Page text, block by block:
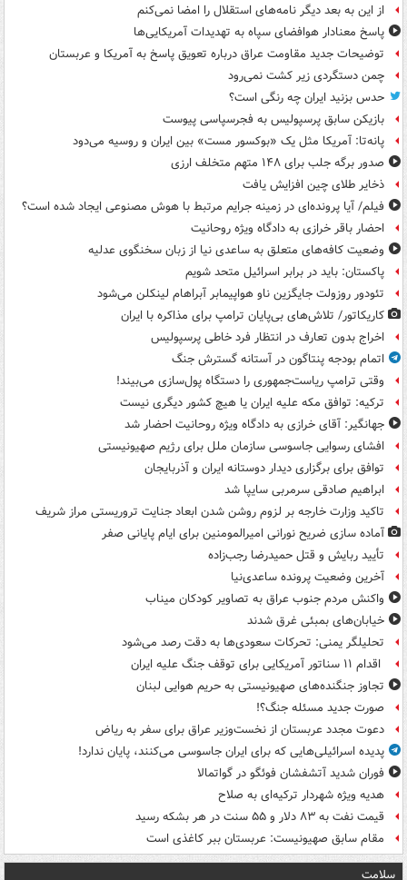
از این به بعد دیگر نامه‌های استقلال را امضا نمی‌کنم
پاسخ معنادار هوافضای سپاه به تهدیدات آمریکایی‌ها
توضیحات جدید مقاومت عراق درباره تعویق پاسخ به آمریکا و عربستان
چمن دستگردی زیر کشت نمی‌رود
حدس بزنید ایران چه رنگی است؟
بازیکن سابق پرسپولیس به فجرسپاسی پیوست
پانه‌تا: آمریکا مثل یک «بوکسور مست» بین ایران و روسیه می‌دود
صدور برگه جلب برای ۱۴۸ متهم متخلف ارزی
ذخایر طلای چین افزایش یافت
فیلم/ آیا پرونده‌ای در زمینه جرایم مرتبط با هوش مصنوعی ایجاد شده است؟
احضار باقر خرازی به دادگاه ویژه روحانیت
وضعیت کافه‌های متعلق به ساعدی نیا از زبان سخنگوی عدلیه
پاکستان: باید در برابر اسرائیل متحد شویم
تئودور روزولت جایگزین ناو هواپیمابر آبراهام لینکلن می‌شود
کاریکاتور/ تلاش‌های بی‌پایان ترامپ برای مذاکره با ایران
اخراج بدون تعارف در انتظار فرد خاطی پرسپولیس
اتمام بودجه پنتاگون در آستانه گسترش جنگ
وقتی ترامپ ریاست‌جمهوری را دستگاه پول‌سازی می‌بیند!
ترکیه: توافق مکه علیه ایران یا هیچ کشور دیگری نیست
جهانگیر: آقای خرازی به دادگاه ویژه روحانیت احضار شد
افشای رسوایی جاسوسی سازمان ملل برای رژیم صهیونیستی
توافق برای برگزاری دیدار دوستانه ایران و آذربایجان
ابراهیم صادقی سرمربی سایپا شد
تاکید وزارت خارجه بر لزوم روشن شدن ابعاد جنایت تروریستی مراز شریف
آماده سازی ضریح نورانی امیرالمومنین برای ایام پایانی صفر
تأیید ربایش و قتل حمیدرضا رجب‌زاده
آخرین وضعیت پرونده ساعدی‌نیا
واکنش مردم جنوب عراق به تصاویر کودکان میناب
خیابان‌های بمبئی غرق شدند
تحلیلگر یمنی: تحرکات سعودی‌ها به دقت رصد می‌شود
اقدام ۱۱ سناتور آمریکایی برای توقف جنگ علیه ایران
تجاوز جنگنده‌های صهیونیستی به حریم هوایی لبنان
صورت جدید مسئله جنگ؟!
دعوت مجدد عربستان از نخست‌وزیر عراق برای سفر به ریاض
پدیده اسرائیلی‌هایی که برای ایران جاسوسی می‌کنند، پایان ندارد!
فوران شدید آتشفشان فوئگو در گواتمالا
هدیه ویژه شهردار ترکیه‌ای به صلاح
قیمت نفت به ۸۳ دلار و ۵۵ سنت در هر بشکه رسید
مقام سابق صهیونیست: عربستان ببر کاغذی است
سلامت